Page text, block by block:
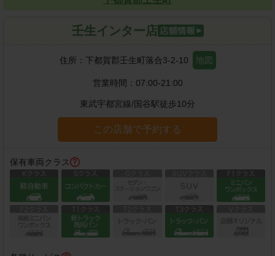
壬生インター店
住所： 下都賀郡壬生町落合3-2-10 地図
営業時間： 07:00-21:00
東武宇都宮線/国谷駅徒歩10分
この店舗で予約する
保有車両クラス